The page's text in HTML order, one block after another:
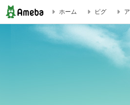
アワのブログ
ホーム ピグ